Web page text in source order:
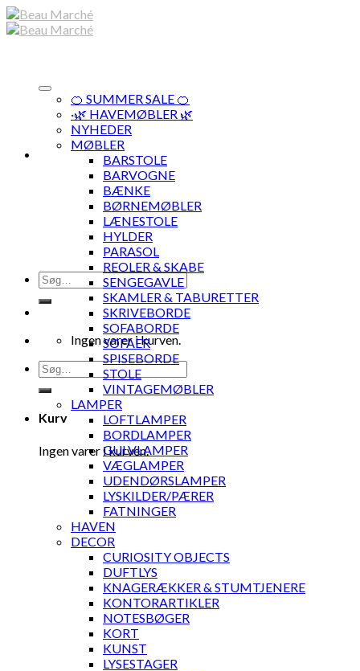
Skip
to
Søg
efter:
Ingen varer i kurven.
Søg
efter:
Kurv
Ingen varer i kurven.
🍊 SUMMER SALE 🍊
·🌿 HAVEMØBLER 🌿
NYHEDER
MØBLER
BARSTOLE
BARVOGNE
BÆNKE
BØRNEMØBLER
LÆNESTOLE
HYLDER
PARASOL
REOLER & SKABE
SENGEGAVLE
SKAMLER & TABURETTER
SKRIVEBORDE
SOFABORDE
SOFAER
SPISEBORDE
STOLE
VINTAGEMØBLER
LAMPER
LOFTLAMPER
BORDLAMPER
GULVLAMPER
VÆGLAMPER
UDENDØRSLAMPER
LYSKILDER/PÆRER
FATNINGER
HAVEN
DECOR
CURIOSITY OBJECTS
DUFTLYS
KNAGERÆKKER & STUMTJENERE
KONTORARTIKLER
NOTESBØGER
KORT
KUNST
LYSESTAGER